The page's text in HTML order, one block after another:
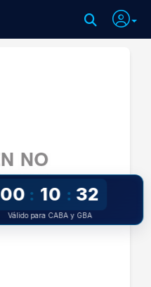
00 : 10 : 32
Válido para CABA y GBA